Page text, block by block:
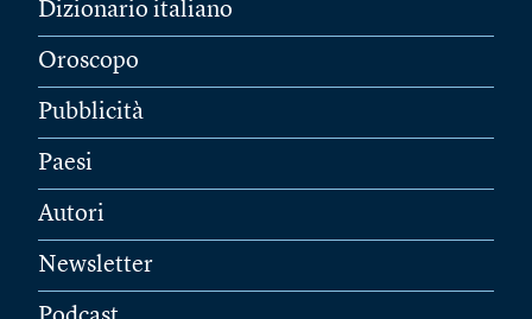
Dizionario italiano
Oroscopo
Pubblicità
Paesi
Autori
Newsletter